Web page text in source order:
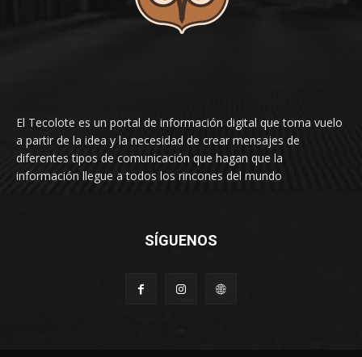
El Tecolote es un portal de información digital que toma vuelo
a partir de la idea y la necesidad de crear mensajes de
diferentes tipos de comunicación que hagan que la
información llegue a todos los rincones del mundo
SÍGUENOS